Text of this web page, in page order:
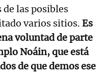
las posibles
varios sitios. Es
voluntad de parte
Noáin, que está
de que demos ese